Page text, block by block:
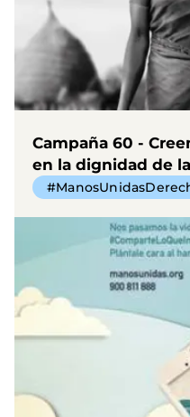
Campaña 60 -
en la dignidad de